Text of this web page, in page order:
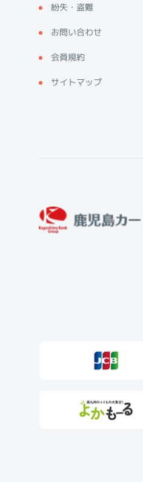
紛失・盗難
お問い合わせ
会員規約
サイトマップ